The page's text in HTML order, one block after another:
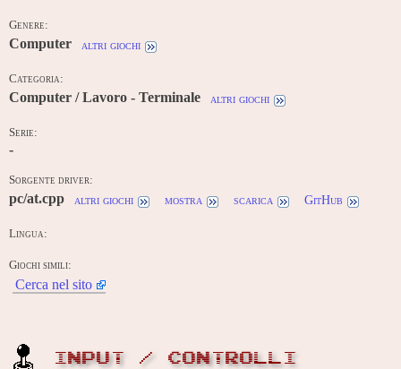
Genere:
Computer altri giochi
Categoria:
Computer / Lavoro - Terminale altri giochi
Serie:
-
Sorgente driver:
pc/at.cpp altri giochi mostra scarica GitHub
Lingua:
Giochi simili:
Cerca nel sito
INPUT / CONTROLLI